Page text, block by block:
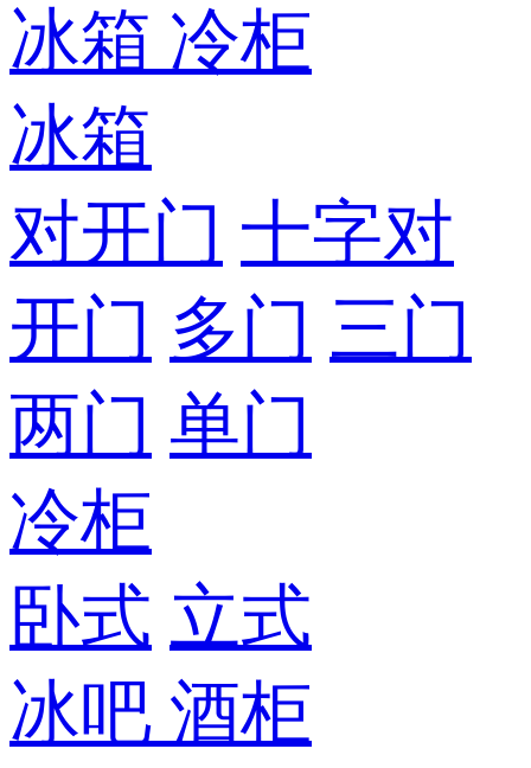
冰箱 冷柜
冰箱
对开门 十字对
开门 多门 三门
两门 单门
冷柜
卧式 立式
冰吧 酒柜